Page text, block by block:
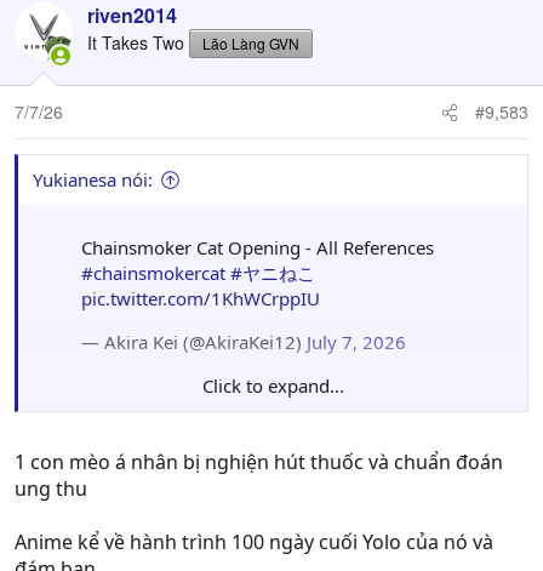
riven2014
It Takes Two Lão Làng GVN
7/7/26 #9,583
Yukianesa nói:
Chainsmoker Cat Opening - All References
#chainsmokercat #ヤニねこ
pic.twitter.com/1KhWCrppIU
— Akira Kei (@AkiraKei12) July 7, 2026
bộ này nghe nói dơ lắm à?
Click to expand...
1 con mèo á nhân bị nghiện hút thuốc và chuẩn đoán
ung thu
Anime kể về hành trình 100 ngày cuối Yolo của nó và